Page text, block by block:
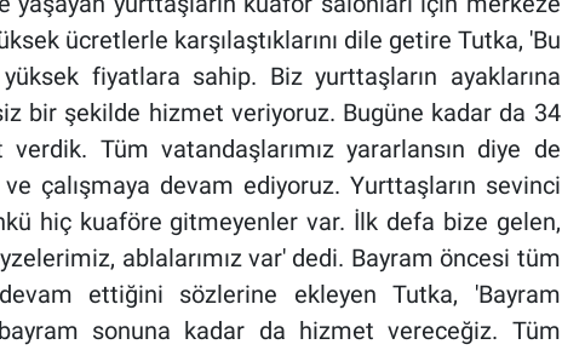
ücretlerle karşılaştıklarını dile getire Tutka, 'Bu
fiyatlara sahip. Biz yurttaşların ayaklarına
bir şekilde hizmet veriyoruz. Bugüne kadar da 34
Tüm vatandaşlarımız yararlansın diye de
çalışmaya devam ediyoruz. Yurttaşların sevinci
hiç kuaföre gitmeyenler var. İlk defa bize gelen,
ablalarımız var' dedi. Bayram öncesi tüm
ettiğini sözlerine ekleyen Tutka, 'Bayram
sonuna kadar da hizmet vereceğiz. Tüm